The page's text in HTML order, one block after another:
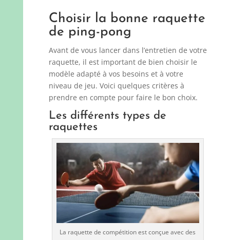
Choisir la bonne raquette
de ping-pong
Avant de vous lancer dans l’entretien de votre
raquette, il est important de bien choisir le
modèle adapté à vos besoins et à votre
niveau de jeu. Voici quelques critères à
prendre en compte pour faire le bon choix.
Les différents types de
raquettes
La raquette de compétition est conçue avec des